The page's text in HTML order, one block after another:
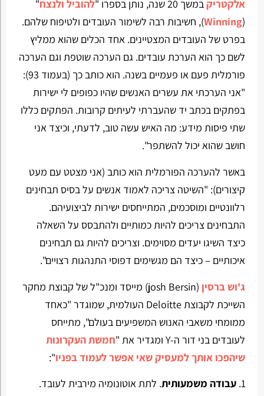
אלקטריקבמשך 20 שנה, נותן בספרו " להוביל ולנצח"
(
Winning), חשיבות רבה לשימור העובדים ולטיפוח שלהם.
בפרט של העובדים המצטיינים. אחד הכלים שהוא ממליץ
לשם כך הוא הערכת עובדים. גם הערכה שוטפת וגם הערכה
פורמלית פעם או פעמיים בשנה. הוא כותב כך (בעמוד 93):
"אני הערכתי את עשרים האנשים שהיו כפופים לי ישירות
בפתקים בכתב יד שהעברתי לעיתים קרובות. הפתקים כללו
שתי פיסות מידע: מה האיש עשה טוב, לדעתי, וכיצד אני
חושב שהוא יכול להשתפר".
באשר להערכה הפורמלית הוא כותב (אני מצטט עם מעט
קיצורים): "השיטה צריכה לאמוד אנשים על בסיס תבחינים
רלוונטיים ומוסכמים, המתייחסים ישירות לביצועיהם.
התבחינים צריכים להיות כמותיים ולהתבסס על השאלה
כיצד השיגו יעדים מסוימים. וצריכים להיות גם תבחינים
איכותיים – כיצד הם מגשימים דפוסי התנהגות רצויים".
ג'וש ברסין
(josh Bersin) מייסד ומנכ"ל של קבוצת מחקר
השייכת לקבוצת Deloitte העולמית, שמוגדר "כאחד
ממומחי משאבי האנוש המשפיעים בעולם", מתייחס
לעובדים בני דור ה-Y ומגדיר את "
חמשת העקרונות
שיהפכו אותך למעסיק שאי אפשר לעמוד בפניו":
עבודה משמעותית. לתת אוטונומיה מירבית לעובד.